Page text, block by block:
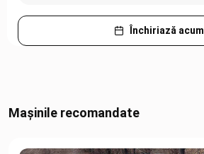
Închiriază acum
Mașinile recomandate